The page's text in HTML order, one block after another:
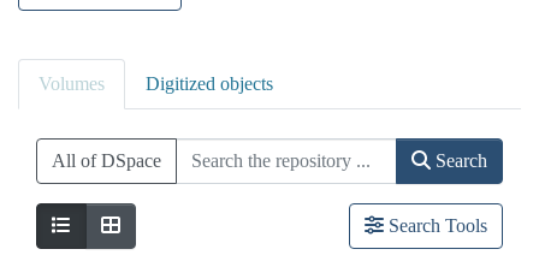
Volumes Digitized objects
All of DSpace Search
Search Tools